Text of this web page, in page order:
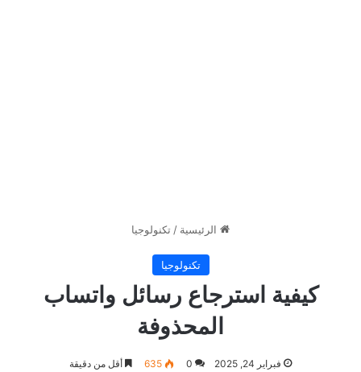
الرئيسية / تكنولوجيا
تكنولوجيا
كيفية استرجاع رسائل واتساب
المحذوفة
فبراير 24, 2025 0
635 أقل من دقيقة